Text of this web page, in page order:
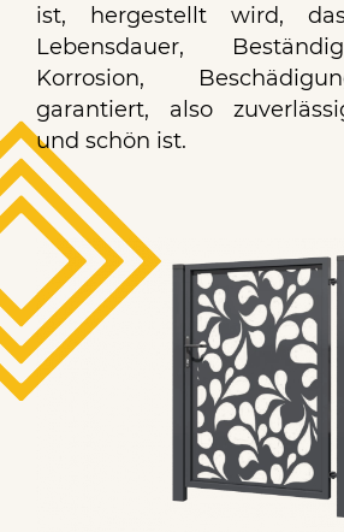
ist, hergestellt wird,
Lebensdauer,
Korrosion,
garantiert, also
und schön ist.